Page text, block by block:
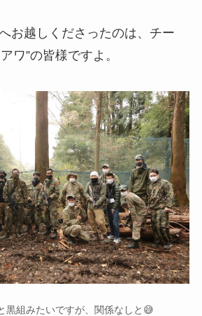
お越しくださったのは、チー
ワ”の皆様ですよ。
黒組みたいですが、関係なしと😅